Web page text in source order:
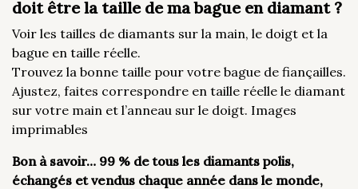
doit être la taille de ma bague en diamant ?
Voir les tailles de diamants sur la main, le doigt et la
bague en taille réelle.
Trouvez la bonne taille pour votre bague de fiançailles.
Ajustez, faites correspondre en taille réelle le diamant
sur votre main et l’anneau sur le doigt. Images
imprimables
Bon à savoir… 99 % de tous les diamants polis,
échangés et vendus chaque année dans le monde,